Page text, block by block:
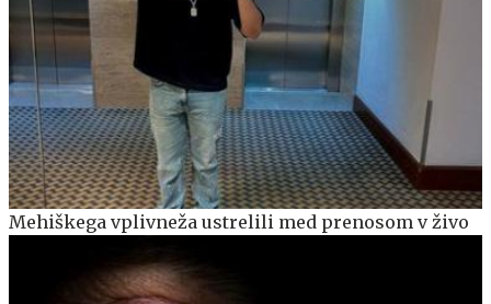
Mehiškega vplivneža ustrelili med prenosom v živo